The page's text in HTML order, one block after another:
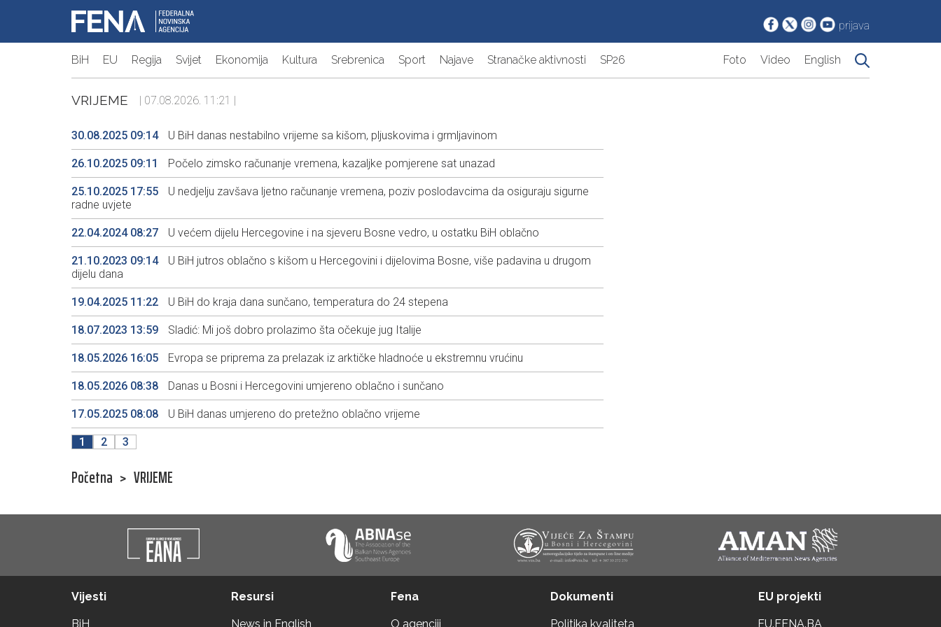
prijava
BiH EU Regija Svijet Ekonomija Kultura Srebrenica Sport Najave Stranačke aktivnosti SP26 Foto Video English
VRIJEME | 07.08.2026. 11:21 |
30.08.2025 09:14 U BiH danas nestabilno vrijeme sa kišom, pljuskovima i grmljavinom
26.10.2025 09:11 Počelo zimsko računanje vremena, kazaljke pomjerene sat unazad
25.10.2025 17:55
U nedjelju zavšava ljetno računanje vremena, poziv poslodavcima da osiguraju sigurne
radne uvjete
22.04.2024 08:27 U većem dijelu Hercegovine i na sjeveru Bosne vedro, u ostatku BiH oblačno
21.10.2023 09:14
U BiH jutros oblačno s kišom u Hercegovini i dijelovima Bosne, više padavina u drugom
dijelu dana
19.04.2025 11:22 U BiH do kraja dana sunčano, temperatura do 24 stepena
18.07.2023 13:59 Sladić: Mi još dobro prolazimo šta očekuje jug Italije
18.05.2026 16:05 Evropa se priprema za prelazak iz arktičke hladnoće u ekstremnu vrućinu
18.05.2026 08:38 Danas u Bosni i Hercegovini umjereno oblačno i sunčano
17.05.2025 08:08 U BiH danas umjereno do pretežno oblačno vrijeme
1 2 3
Početna > VRIJEME
Vijesti
BiH
Resursi
News in English
Fena
O agenciji
Dokumenti
Politika kvaliteta
EU projekti
EU.FENA.BA